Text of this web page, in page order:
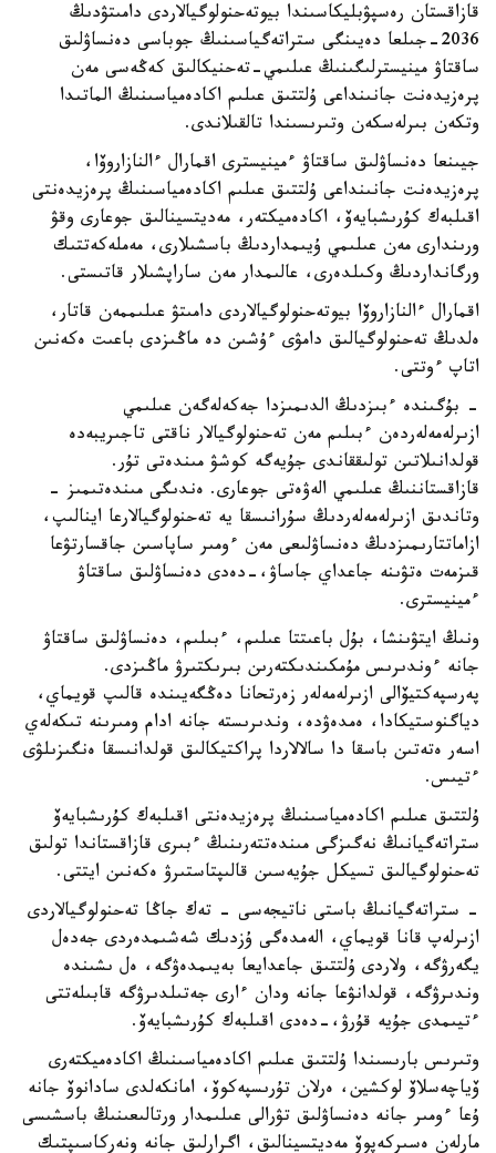
قازاقستان رەسپۋبليكاسىندا بيوتەحنولوگيالاردى دامىتۋدىڭ
2036-جىلعا دەيىنگى ستراتەگياسىنىڭ جوباسى دەنساۋلىق
ساقتاۋ مينيسترلىگىنىڭ عىلىمي-تەحنيكالىق كەڭەسى مەن
پرەزيدەنت جانىنداعى ۇلتتىق عىلىم اكادەمياسىنىڭ الماتىدا
وتكەن بىرلەسكەن وتىرىسىندا تالقىلاندى.
جيىنعا دەنساۋلىق ساقتاۋ ءمينيسترى اقمارال ءالنازاروۆا،
پرەزيدەنت جانىنداعى ۇلتتىق عىلىم اكادەمياسىنىڭ پرەزيدەنتى
اقىلبەك كۇرىشبايەۆ، اكادەميكتەر، مەديتسينالىق جوعارى وقۋ
ورىندارى مەن عىلىمي ۇيىمداردىڭ باسشىلارى، مەملەكەتتىك
ورگانداردىڭ وكىلدەرى، عالىمدار مەن ساراپشىلار قاتىستى.
اقمارال ءالنازاروۆا بيوتەحنولوگيالاردى دامىتۋ عىلىممەن قاتار،
ەلدىڭ تەحنولوگيالىق دامۋى ءۇشىن دە ماڭىزدى باعىت ەكەنىن
اتاپ ءوتتى.
- بۇگىندە ءبىزدىڭ الدىمىزدا جەكەلەگەن عىلىمي
ازىرلەمەلەردەن ءبىلىم مەن تەحنولوگيالار ناقتى تاجىريبەدە
قولدانىلاتىن تولىققاندى جۇيەگە كوشۋ مىندەتى تۇر.
قازاقستاننىڭ عىلىمي الەۋەتى جوعارى. ەندىگى مىندەتىمىز -
وتاندىق ازىرلەمەلەردىڭ سۇرانىسقا يە تەحنولوگيالارعا اينالىپ،
ازاماتتارىمىزدىڭ دەنساۋلىعى مەن ءومىر ساپاسىن جاقسارتۋعا
قىزمەت ەتۋىنە جاعداي جاساۋ،-دەدى دەنساۋلىق ساقتاۋ
ءمينيسترى.
ونىڭ ايتۋىنشا، بۇل باعىتتا عىلىم، ءبىلىم، دەنساۋلىق ساقتاۋ
جانە ءوندىرىس مۇمكىندىكتەرىن بىرىكتىرۋ ماڭىزدى.
پەرسپەكتيۆالى ازىرلەمەلەر زەرتحانا دەڭگەيىندە قالىپ قويماي،
دياگنوستيكادا، ەمدەۋدە، وندىرىستە جانە ادام ومىرىنە تىكەلەي
اسەر ەتەتىن باسقا دا سالالاردا پراكتيكالىق قولدانىسقا ەنگىزىلۋى
ءتيىس.
ۇلتتىق عىلىم اكادەمياسىنىڭ پرەزيدەنتى اقىلبەك كۇرىشبايەۆ
ستراتەگيانىڭ نەگىزگى مىندەتتەرىنىڭ ءبىرى قازاقستاندا تولىق
تەحنولوگيالىق تسيكل جۇيەسىن قالىپتاستىرۋ ەكەنىن ايتتى.
- ستراتەگيانىڭ باستى ناتيجەسى - تەك جاڭا تەحنولوگيالاردى
ازىرلەپ قانا قويماي، الەمدەگى ۇزدىك شەشىمدەردى جەدەل
يگەرۋگە، ولاردى ۇلتتىق جاعدايعا بەيىمدەۋگە، ەل ىشىندە
وندىرۋگە، قولدانۋعا جانە ودان ءارى جەتىلدىرۋگە قابىلەتتى
ءتيىمدى جۇيە قۇرۋ،-دەدى اقىلبەك كۇرىشبايەۆ.
وتىرىس بارىسىندا ۇلتتىق عىلىم اكادەمياسىنىڭ اكادەميكتەرى
ۆياچەسلاۆ لوكشين، ەرلان تۇرىسپەكوۆ، امانكەلدى سادانوۆ جانە
ۇعا ءومىر جانە دەنساۋلىق تۋرالى عىلىمدار ورتالىعىنىڭ باسشىسى
مارلەن ەسىركەپوۆ مەديتسينالىق، اگرارلىق جانە ونەركاسىپتىك